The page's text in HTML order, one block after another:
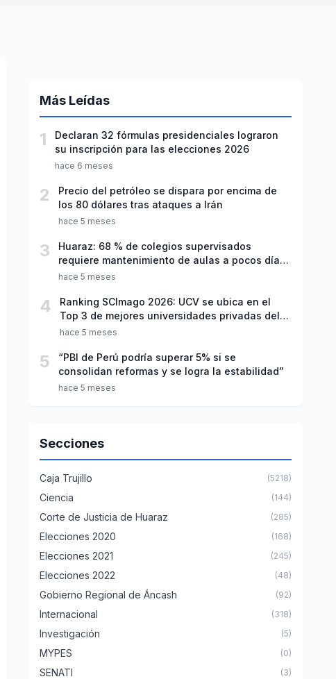
Más Leídas
1
Declaran 32 fórmulas presidenciales lograron
su inscripción para las elecciones 2026
hace 6 meses
2
Precio del petróleo se dispara por encima de
los 80 dólares tras ataques a Irán
hace 5 meses
3
Huaraz: 68 % de colegios supervisados
requiere mantenimiento de aulas a pocos días
de inicio del año escolar 2026
hace 5 meses
4
Ranking SCImago 2026: UCV se ubica en el
Top 3 de mejores universidades privadas del
Perú
hace 5 meses
5
“PBI de Perú podría superar 5% si se
consolidan reformas y se logra la estabilidad”
hace 5 meses
Secciones
Caja Trujillo (5218)
Ciencia (144)
Corte de Justicia de Huaraz (285)
Elecciones 2020 (168)
Elecciones 2021 (245)
Elecciones 2022 (48)
Gobierno Regional de Áncash (92)
Internacional (318)
Investigación (5)
MYPES (0)
SENATI (3)